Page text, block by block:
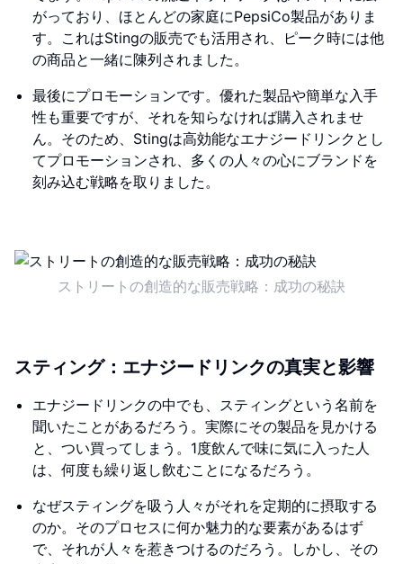
がっており、ほとんどの家庭にPepsiCo製品がありま
す。これはStingの販売でも活用され、ピーク時には他
の商品と一緒に陳列されました。
最後にプロモーションです。優れた製品や簡単な入手
性も重要ですが、それを知らなければ購入されませ
ん。そのため、Stingは高効能なエナジードリンクとし
てプロモーションされ、多くの人々の心にブランドを
刻み込む戦略を取りました。
ストリートの創造的な販売戦略：成功の秘訣
スティング：エナジードリンクの真実と影響
エナジードリンクの中でも、スティングという名前を
聞いたことがあるだろう。実際にその製品を見かける
と、つい買ってしまう。1度飲んで味に気に入った人
は、何度も繰り返し飲むことになるだろう。
なぜスティングを吸う人々がそれを定期的に摂取する
のか。そのプロセスに何か魅力的な要素があるはず
で、それが人々を惹きつけるのだろう。しかし、その